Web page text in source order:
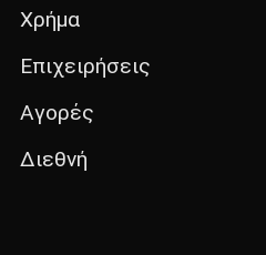
Χρήμα
Επιχειρήσεις
Αγορές
Διεθνή